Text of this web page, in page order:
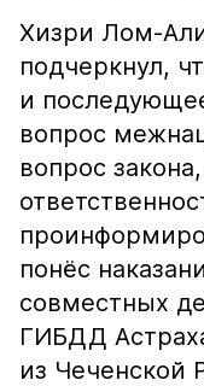
Хизри Лом-
подчеркнул,
и
вопрос
вопрос
понёс
совместных
ГИБДД
из Чеченской